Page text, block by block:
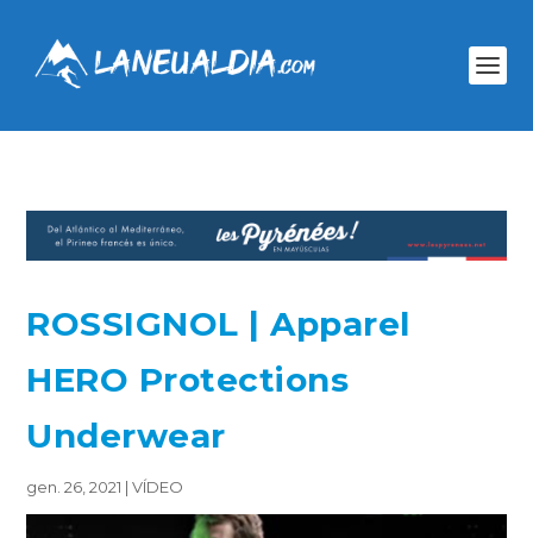
ROSSIGNOL | Apparel
HERO Protections
Underwear
gen. 26, 2021 |VÍDEO